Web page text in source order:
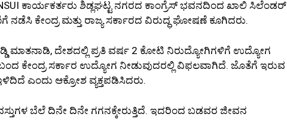
ಕಾರ್ಯಕರ್ತರು ಶಿಡ್ಲಘಟ್ಟ ನಗರದ ಕಾಂಗ್ರೆಸ್ ಭವನದಿಂದ ಖಾಲಿ ಸಿಲೆಂಡರ್
ಕೇಂದ್ರ ಮತ್ತು ರಾಜ್ಯ ಸರ್ಕಾರದ ವಿರುದ್ಧ ಘೋಷಣೆ ಕೂಗಿದರು.
ಮಾತನಾಡಿ, ದೇಶದಲ್ಲಿ ಪ್ರತಿ ವರ್ಷ 2 ಕೋಟಿ ನಿರುದ್ಯೋಗಿಗಳಿಗೆ ಉದ್ಯೋಗ
ಕೇಂದ್ರ ಸರ್ಕಾರ ಉದ್ಯೋಗ ನೀಡುವುದರಲ್ಲಿ ವಿಫಲವಾಗಿದೆ. ಜೊತೆಗೆ ಇರುವ
ಎಂದು ಆಕ್ರೋಶ ವ್ಯಕ್ತಪಡಿಸಿದರು.
ಬೆಲೆ ದಿನೇ ದಿನೇ ಗಗನಕ್ಕೇರುತ್ತಿದೆ. ಇದರಿಂದ ಬಡವರ ಜೀವನ